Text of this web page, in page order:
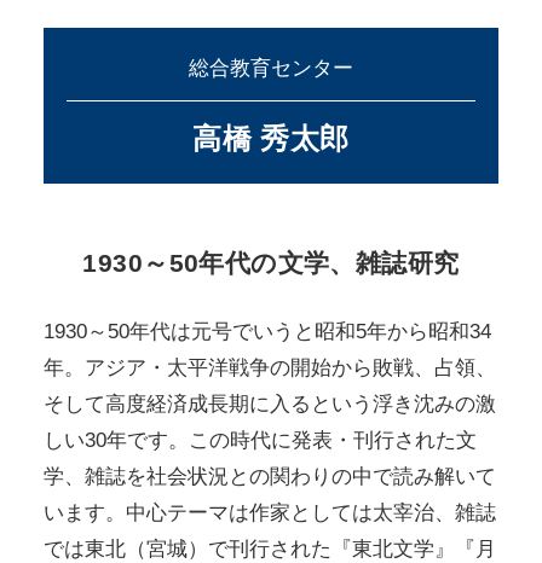
総合教育センター
高橋 秀太郎
1930～50年代の文学、雑誌研究
1930～50年代は元号でいうと昭和5年から昭和34
年。アジア・太平洋戦争の開始から敗戦、占領、
そして高度経済成長期に入るという浮き沈みの激
しい30年です。この時代に発表・刊行された文
学、雑誌を社会状況との関わりの中で読み解いて
います。中心テーマは作家としては太宰治、雑誌
では東北（宮城）で刊行された『東北文学』『月